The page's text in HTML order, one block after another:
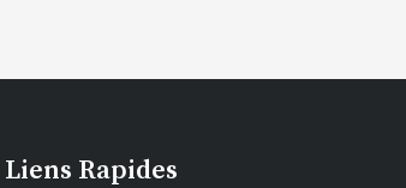
Liens Rapides